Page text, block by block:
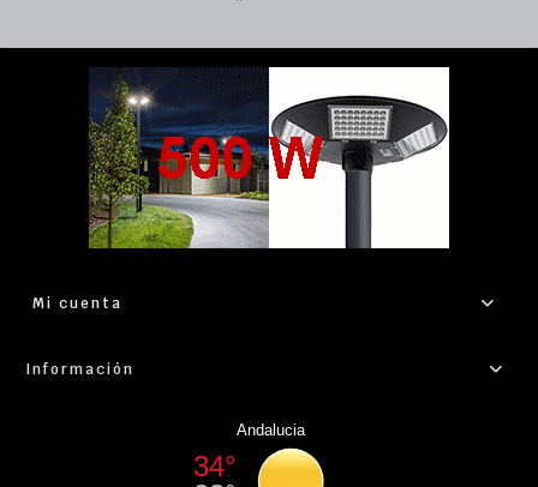
Mi cuenta
Información